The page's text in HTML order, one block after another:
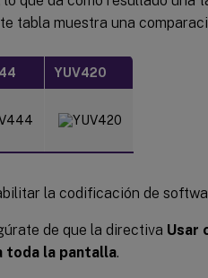
tabla muestra una
YUV420
la codificación de
de que la directiva Usar
toda la pantalla.